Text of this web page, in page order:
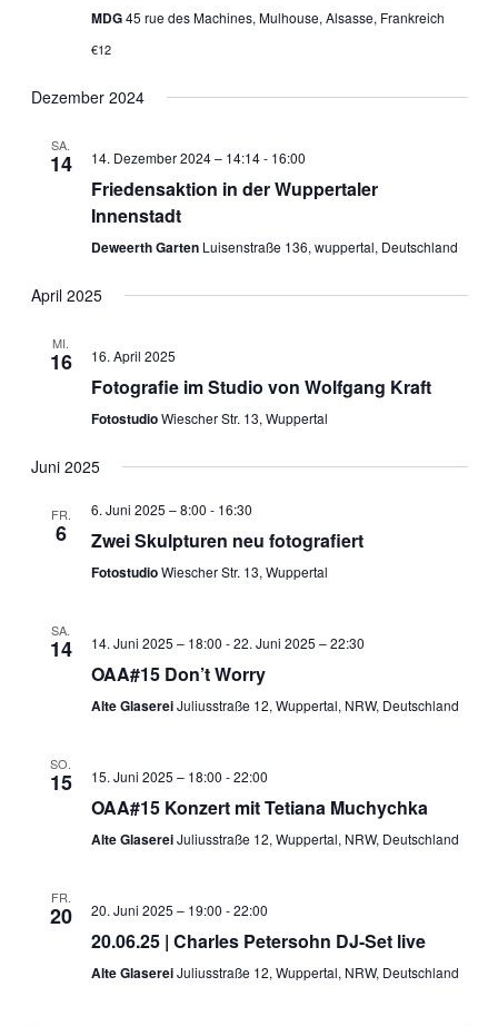
MDG45 rue des Machines, Mulhouse, Alsasse, Frankreich
€12
Dezember 2024
SA.
14 14. Dezember 2024 – 14:14- 16:00
Friedensaktion in der Wuppertaler
Innenstadt
Deweerth Garten Luisenstraße 136, wuppertal, Deutschland
April 2025
MI.
16 16. April 2025
Fotografie im Studio von Wolfgang Kraft
FotostudioWiescher Str. 13, Wuppertal
Juni 2025
FR.
6
6. Juni 2025 – 8:00 - 16:30
Zwei Skulpturen neu fotografiert
FotostudioWiescher Str. 13, Wuppertal
SA.
14 14. Juni 2025 – 18:00 -22. Juni 2025 – 22:30
OAA#15 Don’t Worry
Alte GlasereiJuliusstraße 12, Wuppertal, NRW, Deutschland
SO.
15 15. Juni 2025 – 18:00 -22:00
OAA#15 Konzert mit Tetiana Muchychka
Alte GlasereiJuliusstraße 12, Wuppertal, NRW, Deutschland
FR.
20 20. Juni 2025 – 19:00 -22:00
20.06.25 | Charles Petersohn DJ-Set live
Alte GlasereiJuliusstraße 12, Wuppertal, NRW, Deutschland